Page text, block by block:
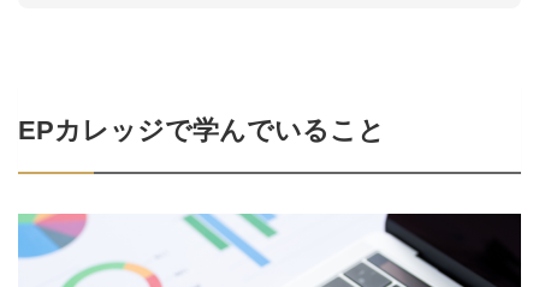
EPカレッジで学んでいること